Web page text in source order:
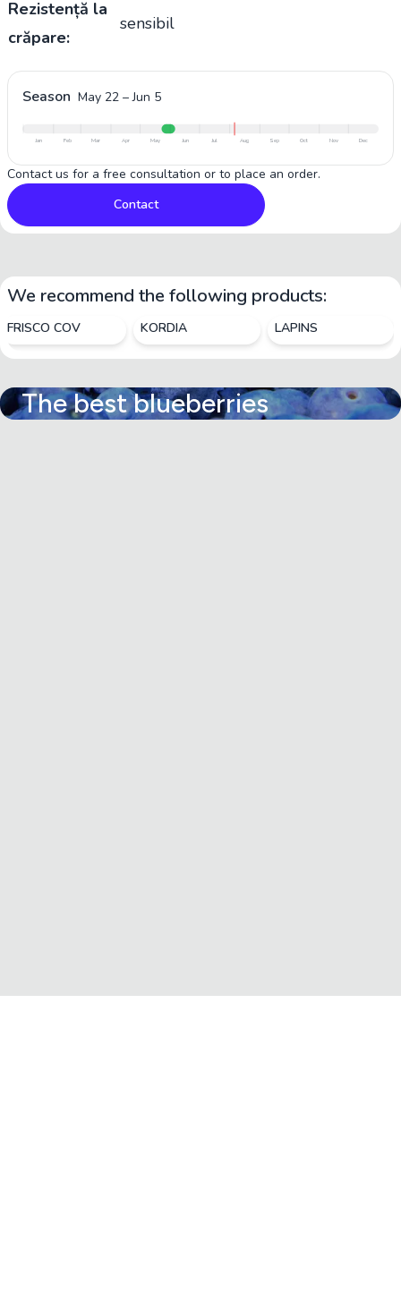
Rezistență la
crăpare:
sensibil
Season May 22 –Jun 5
Jan Feb Mar Apr May Jun Jul Aug Sep Oct Nov Dec
Contact us for a free consultation or to place an order.
Contact
We recommend the following products:
FRISCO COV KORDIA LAPINS
The best blueberries